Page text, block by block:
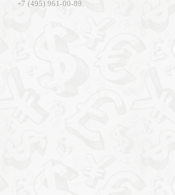
+7 (495) 961-00-89.